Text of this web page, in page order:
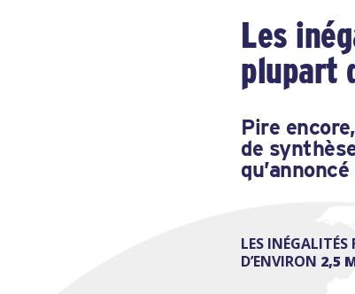
Les
plupart
Pire
de
LES INÉGALITÉS
D’ENVIRON 2,5